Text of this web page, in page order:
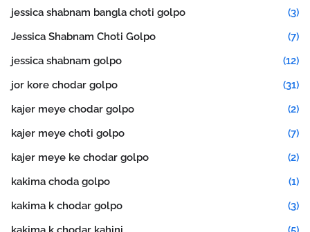
jessica shabnam bangla choti golpo
(3)
Jessica Shabnam Choti Golpo
(7)
jessica shabnam golpo
(12)
jor kore chodar golpo
(31)
kajer meye chodar golpo
(2)
kajer meye choti golpo
(7)
kajer meye ke chodar golpo
(2)
kakima choda golpo
(1)
kakima k chodar golpo
(3)